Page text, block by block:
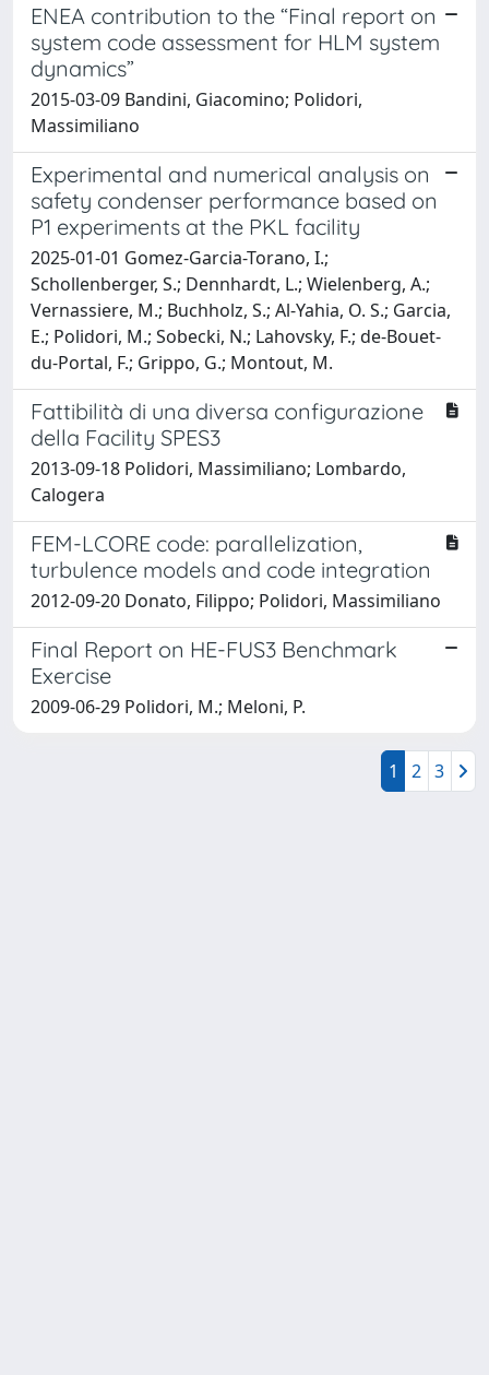
ENEA contribution to the “Final report on
system code assessment for HLM system
dynamics”
2015-03-09 Bandini, Giacomino; Polidori,
Massimiliano
Experimental and numerical analysis on
safety condenser performance based on
P1 experiments at the PKL facility
2025-01-01 Gomez-Garcia-Torano, I.;
Schollenberger, S.; Dennhardt, L.; Wielenberg, A.;
Vernassiere, M.; Buchholz, S.; Al-Yahia, O. S.; Garcia,
E.; Polidori, M.; Sobecki, N.; Lahovsky, F.; de-Bouet-
du-Portal, F.; Grippo, G.; Montout, M.
Fattibilità di una diversa configurazione
della Facility SPES3
2013-09-18 Polidori, Massimiliano; Lombardo,
Calogera
FEM-LCORE code: parallelization,
turbulence models and code integration
2012-09-20 Donato, Filippo; Polidori, Massimiliano
Final Report on HE-FUS3 Benchmark
Exercise
2009-06-29 Polidori, M.; Meloni, P.
1 2 3